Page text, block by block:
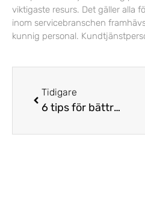
viktigaste resurs. Det gäller alla
inom servicebranschen
kunnig personal.
Tidigare
6 tips för bättre resultat och kundupplevelser i telefonförsäljningen!